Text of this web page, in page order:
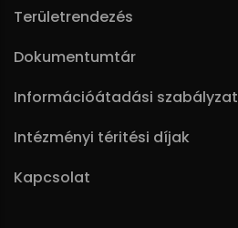
Területrendezés
Dokumentumtár
Információátadási szabályzat
Intézményi téritési díjak
Kapcsolat